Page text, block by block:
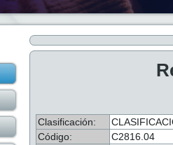
Clasificación:
Código:
C2816.04